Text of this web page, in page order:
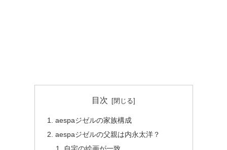
目次
aespaジゼルの家族構成
aespaジゼルの父親は内永太洋？